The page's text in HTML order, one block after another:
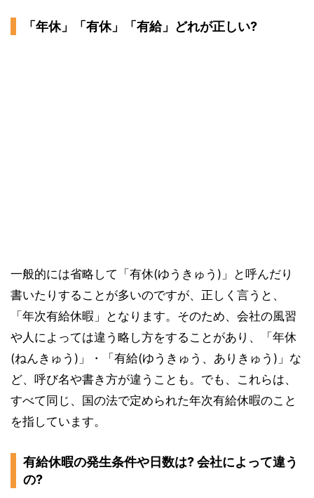
「年休」「有休」「有給」どれが正しい?
一般的には省略して「有休(ゆうきゅう)」と呼んだり
書いたりすることが多いのですが、正しく言うと、
「年次有給休暇」となります。そのため、会社の風習
や人によっては違う略し方をすることがあり、「年休
(ねんきゅう)」・「有給(ゆうきゅう、ありきゅう)」な
ど、呼び名や書き方が違うことも。でも、これらは、
すべて同じ、国の法で定められた年次有給休暇のこと
を指しています。
有給休暇の発生条件や日数は? 会社によって違う
の?